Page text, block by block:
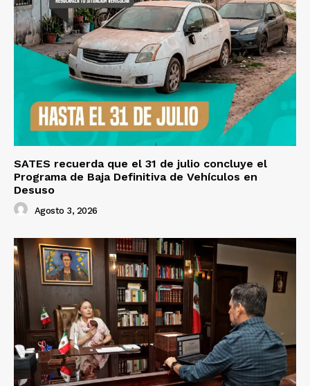
SATES recuerda que el 31 de julio concluye el
Programa de Baja Definitiva de Vehículos en
Desuso
Agosto 3, 2026